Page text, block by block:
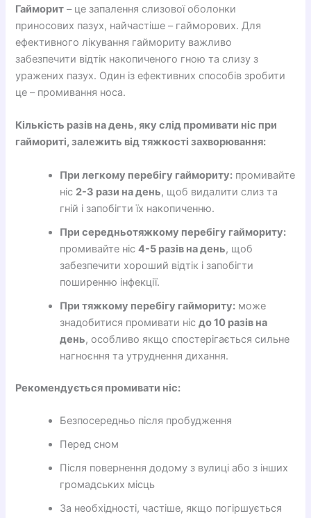
Гайморит – це запалення слизової оболонки
приносових пазух, найчастіше – гайморових. Для
ефективного лікування гаймориту важливо
забезпечити відтік накопиченого гною та слизу з
уражених пазух. Один із ефективних способів зробити
це – промивання носа.
Кількість разів на день, яку слід промивати ніс при
гаймориті, залежить від тяжкості захворювання:
При легкому перебігу гаймориту: промивайте
ніс 2-3 рази на день, щоб видалити слиз та
гній і запобігти їх накопиченню.
При середньотяжкому перебігу гаймориту:
промивайте ніс4-5 разів на день, щоб
забезпечити хороший відтік і запобігти
поширенню інфекції.
При тяжкому перебігу гаймориту: може
знадобитися промивати нісдо 10 разів на
день, особливо якщо спостерігається сильне
нагноєння та утруднення дихання.
Рекомендується промивати ніс:
Безпосередньо після пробудження
Перед сном
Після повернення додому з вулиці або з інших
громадських місць
За необхідності, частіше, якщо погіршується